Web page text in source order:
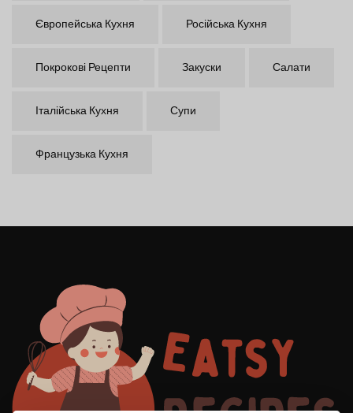
Європейська Кухня Російська Кухня
Покрокові Рецепти Закуски Салати
Італійська Кухня Супи
Французька Кухня